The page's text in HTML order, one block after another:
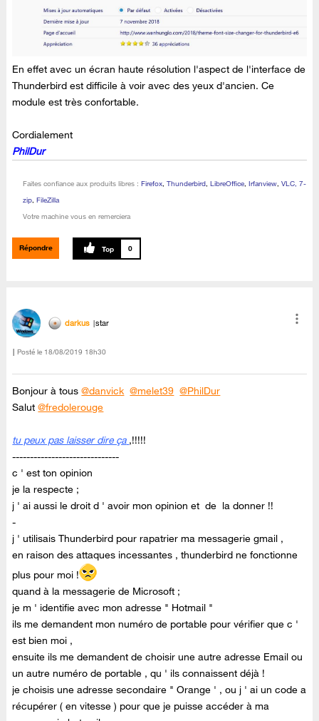
En effet avec un écran haute résolution l'aspect de l'interface de
Thunderbird est difficile à voir avec des yeux d'ancien. Ce
module est très confortable.
Cordialement
PhilDur
Faites confiance aux produits libres : Firefox,Thunderbird,LibreOffice,Irfanview,VLC, 7-
zip,FileZilla
Votre machine vous en remerciera
Répondre 0
darkus star
Posté le ‎18/08/2019 18h30
Bonjour à tous@danvick @melet39 @PhilDur
Salut@fredolerouge
tu peux pas laisser dire ça ,!!!!!
------------------------------
c ' est ton opinion
je la respecte ;
j ' ai aussi le droit d ' avoir mon opinion et de la donner !!
-
j ' utilisais Thunderbird pour rapatrier ma messagerie gmail ,
en raison des attaques incessantes , thunderbird ne fonctionne
plus pour moi !
quand à la messagerie de Microsoft ;
je m ' identifie avec mon adresse " Hotmail "
ils me demandent mon numéro de portable pour vérifier que c '
est bien moi ,
ensuite ils me demandent de choisir une autre adresse Email ou
un autre numéro de portable , qu ' ils connaissent déjà !
je choisis une adresse secondaire " Orange ' , ou j ' ai un code a
récupérer ( en vitesse ) pour que je puisse accéder à ma